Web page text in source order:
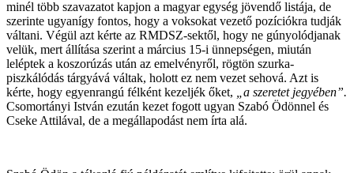
minél több szavazatot kapjon a magyar egység jövendő listája, de
szerinte ugyanígy fontos, hogy a voksokat vezető pozíciókra tudják
váltani. Végül azt kérte az RMDSZ-sektől, hogy ne gúnyolódjanak
velük, mert állítása szerint a március 15-i ünnepségen, miután
leléptek a koszorúzás után az emelvényről, rögtön szurka-
piszkálódás tárgyává váltak, holott ez nem vezet sehová. Azt is
kérte, hogy egyenrangú félként kezeljék őket, „a szeretet jegyében”.
Csomortányi István ezután kezet fogott ugyan Szabó Ödönnel és
Cseke Attilával, de a megállapodást nem írta alá.